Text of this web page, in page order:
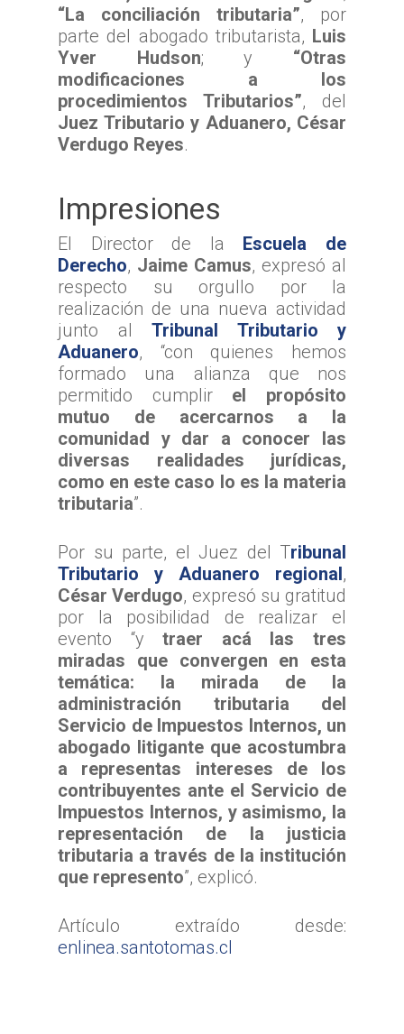
“La conciliación tributaria”, por
parte del abogado tributarista, Luis
Yver Hudson; y “Otras
modificaciones a los
procedimientos Tributarios”, del
Juez Tributario y Aduanero, César
Verdugo Reyes.
Impresiones
El Director de la Escuela de
Derecho, Jaime Camus, expresó al
respecto su orgullo por la
realización de una nueva actividad
junto al Tribunal Tributario y
Aduanero, “con quienes hemos
formado una alianza que nos
permitido cumplir el propósito
mutuo de acercarnos a la
comunidad y dar a conocer las
diversas realidades jurídicas,
como en este caso lo es la materia
tributaria”.
Por su parte, el Juez del Tribunal
Tributario y Aduanero regional,
César Verdugo, expresó su gratitud
por la posibilidad de realizar el
evento “ytraer acá las tres
miradas que convergen en esta
temática: la mirada de la
administración tributaria del
Servicio de Impuestos Internos, un
abogado litigante que acostumbra
a representas intereses de los
contribuyentes ante el Servicio de
Impuestos Internos, y asimismo, la
representación de la justicia
tributaria a través de la institución
que represento”, explicó.
Artículo extraído desde:
enlinea.santotomas.cl
Inicio
TTA
Solicitud de acceso a la
información
Preguntas Frecuentes
Reclamación
Cómo presentar un
Documentación
Jurisprudencia
Sentencias Definitivas
Validador de
Certificados de
OJVTTA
Zona Norte
TTA de la Región de
Parinacota
TTA de la Región de
TTA de la Región de
Antofagasta
TTA de la Región de
TTA de la Región de
Coquimbo
Zona Centro
TTA de la Región de
Valparaíso
TTA de la Región
Metropolitana
TTA de la Región del
Libertador General
O`Higgins
Zona Sur
TTA de la Región del
Región del BioBío
TTA de la Región de
Araucanía
TTA de la Región de
TTA de la Región de
del General Carlos
Campo
TTA de la Región de
Magallanes y la
Chilena
Noticias
Fallos Relevantes
OFICINA JUDICIAL
TTA
Atención Soporte
Lunes a Viernes entre
08:00 a 17:00